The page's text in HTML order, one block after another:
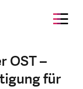
OST –
für